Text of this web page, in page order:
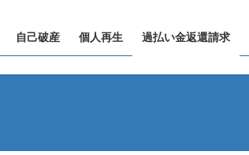
自己破産 個人再生 過払い金返還請求